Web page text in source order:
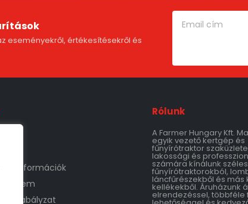
eseményekről, értékesítésekről és
információk
Rólunk
A Farmer Hungary Kft.
egyik vezető kertgép és
fűnyírótraktor
lakossági és
számára kínálunk
fűnyírótraktorokból,
láncfűrészekből és
kellékekből. Áruházunk
elrendezéssel, többféle